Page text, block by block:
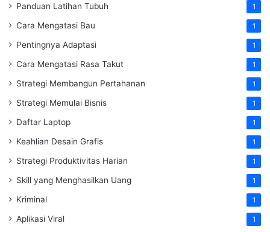
Panduan Latihan Tubuh 1
Cara Mengatasi Bau 1
Pentingnya Adaptasi 1
Cara Mengatasi Rasa Takut 1
Strategi Membangun Pertahanan 1
Strategi Memulai Bisnis 1
Daftar Laptop 1
Keahlian Desain Grafis 1
Strategi Produktivitas Harian 1
Skill yang Menghasilkan Uang 1
Kriminal 1
Aplikasi Viral 1